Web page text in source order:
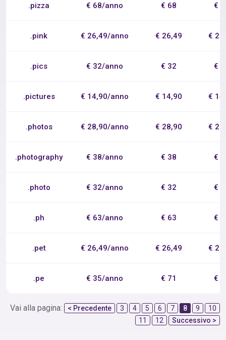
.pizza € 68/anno € 68 €
.pink € 26,49/anno € 26,49 €
.pics € 32/anno € 32 €
.pictures € 14,90/anno € 14,90 €
.photos € 28,90/anno € 28,90 €
.photography € 38/anno € 38 €
.photo € 32/anno € 32 €
.ph € 63/anno € 63 €
.pet € 26,49/anno € 26,49 €
.pe € 35/anno € 71 €
Vai alla pagina: < Precedente 3 4 5 6 7 8 9
10
11
12 Successivo >